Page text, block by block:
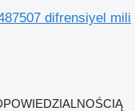
difrensiyel mili